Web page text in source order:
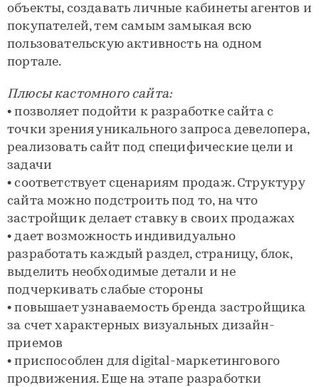
объекты, создавать личные кабинеты агентов и
покупателей, тем самым замыкая всю
пользовательскую активность на одном
портале.
Плюсы кастомного сайта:
• позволяет подойти к разработке сайта с
точки зрения уникального запроса девелопера,
реализовать сайт под специфические цели и
задачи
• соответствует сценариям продаж. Структуру
сайта можно подстроить под то, на что
застройщик делает ставку в своих продажах
• дает возможность индивидуально
разработать каждый раздел, страницу, блок,
выделить необходимые детали и не
подчеркивать слабые стороны
• повышает узнаваемость бренда застройщика
за счет характерных визуальных дизайн-
приемов
• приспособлен для digital-маркетингового
продвижения. Еще на этапе разработки